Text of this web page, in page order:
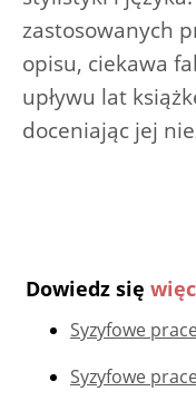
zastosowanych
opisu, ciekawa
upływu lat
doceniając jej
Dowiedz się
Syzyfowe
Syzyfowe